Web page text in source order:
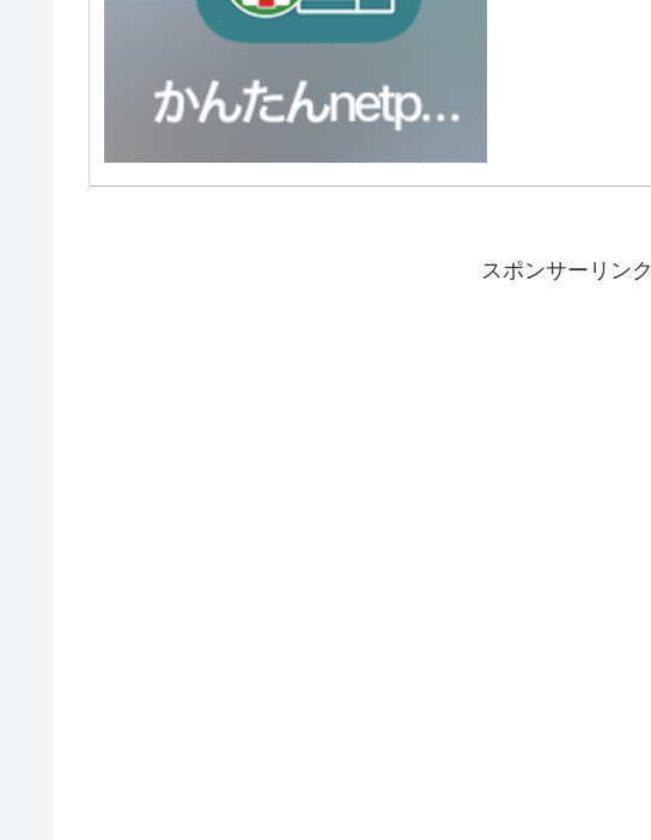
スポンサーリンク